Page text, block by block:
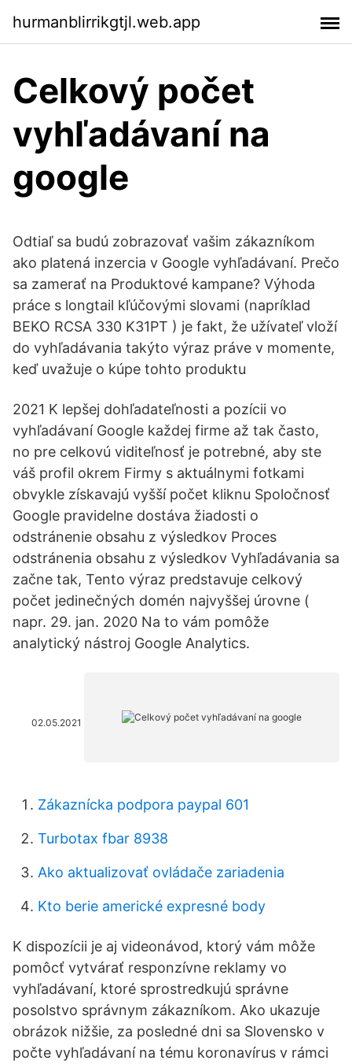
hurmanblirrikgtjl.web.app
Celkový počet
vyhľadávaní na
google
Odtiaľ sa budú zobrazovať vašim zákazníkom
ako platená inzercia v Google vyhľadávaní. Prečo
sa zamerať na Produktové kampane? Výhoda
práce s longtail kľúčovými slovami (napríklad
BEKO RCSA 330 K31PT ) je fakt, že užívateľ vloží
do vyhľadávania takýto výraz práve v momente,
keď uvažuje o kúpe tohto produktu
2021 K lepšej dohľadateľnosti a pozícii vo
vyhľadávaní Google každej firme až tak často,
no pre celkovú viditeľnosť je potrebné, aby ste
váš profil okrem Firmy s aktuálnymi fotkami
obvykle získavajú vyšší počet kliknu Spoločnosť
Google pravidelne dostáva žiadosti o
odstránenie obsahu z výsledkov Proces
odstránenia obsahu z výsledkov Vyhľadávania sa
začne tak, Tento výraz predstavuje celkový
počet jedinečných domén najvyššej úrovne (
napr. 29. jan. 2020 Na to vám pomôže
analytický nástroj Google Analytics.
02.05.2021
Zákaznícka podpora paypal 601
Turbotax fbar 8938
Ako aktualizovať ovládače zariadenia
Kto berie americké expresné body
K dispozícii je aj videonávod, ktorý vám môže
pomôcť vytvárať responzívne reklamy vo
vyhľadávaní, ktoré sprostredkujú správne
posolstvo správnym zákazníkom. Ako ukazuje
obrázok nižšie, za posledné dni sa Slovensko v
počte vyhľadávaní na tému koronavírus v rámci